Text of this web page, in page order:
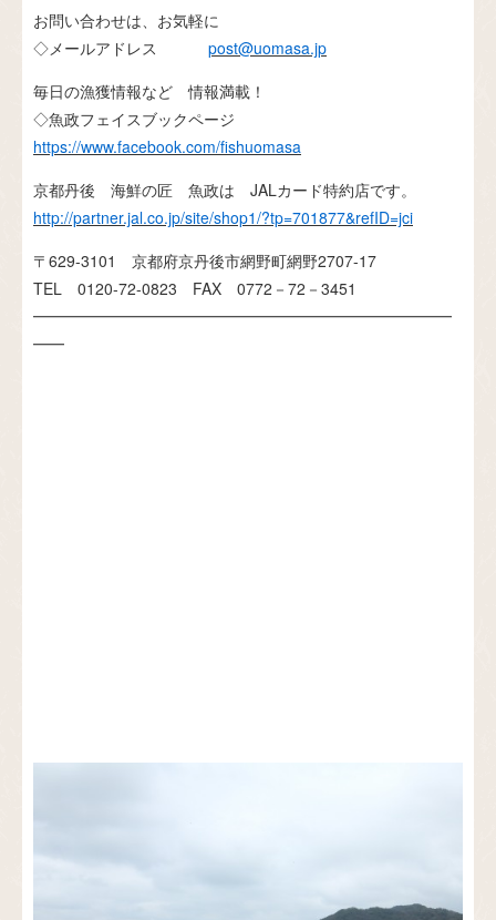
お問い合わせは、お気軽に
◇メールアドレス post@uomasa.jp
毎日の漁獲情報など 情報満載！
◇魚政フェイスブックページ
https://www.facebook.com/fishuomasa
京都丹後 海鮮の匠 魚政は JALカード特約店です。
http://partner.jal.co.jp/site/shop1/?tp=701877&refID=jci
〒629-3101 京都府京丹後市網野町網野2707-17
TEL 0120-72-0823 FAX 0772－72－3451
━━━━━━━━━━━━━━━━━━━━━━━━━━━
━━